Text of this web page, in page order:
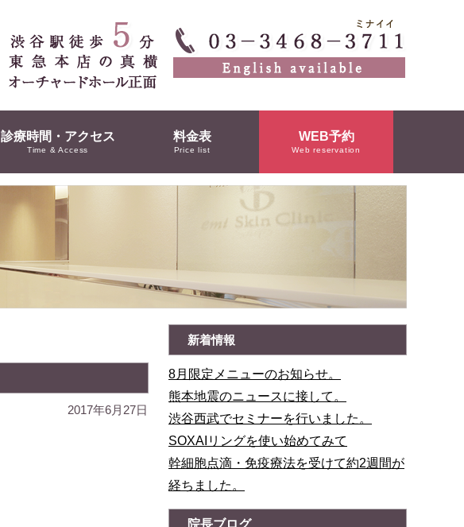
診療時間・アクセス
Time & Access
料金表
Price list
WEB予約
Web reservation
2017年6月27日
新着情報
8月限定メニューのお知らせ。
熊本地震のニュースに接して。
渋谷西武でセミナーを行いました。
SOXAIリングを使い始めてみて
幹細胞点滴・免疫療法を受けて約2週間が
経ちました。
院長ブログ